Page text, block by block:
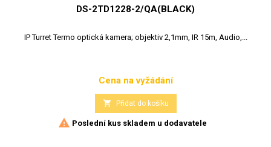
DS-2TD1228-2/QA(BLACK)
IP Turret Termo optická kamera; objektiv 2,1mm, IR 15m, Audio,...
Cena
Cena na vyžádání
 Přidat do košíku
 Poslední kus skladem u dodavatele